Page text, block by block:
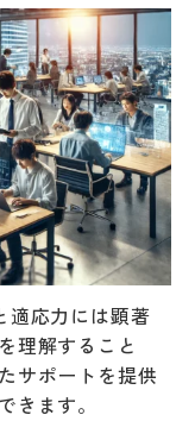
適応力には顕著
理解すること
サポートを提供
きます。